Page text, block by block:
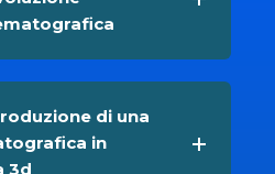
di una
in
3d